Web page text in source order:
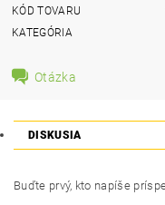
KÓD TOVARU
KATEGÓRIA
Otázka
DISKUSIA
Buďte prvý, kto napíše